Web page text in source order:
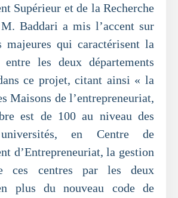
Supérieur et de la Recherche
Baddari a mis l’accent sur
majeures qui caractérisent la
entre les deux départements
ce projet, citant ainsi « la
Maisons de l’entrepreneuriat,
est de 100 au niveau des
en Centre de
d’Entrepreneuriat, la gestion
ces centres par les deux
plus du nouveau code de